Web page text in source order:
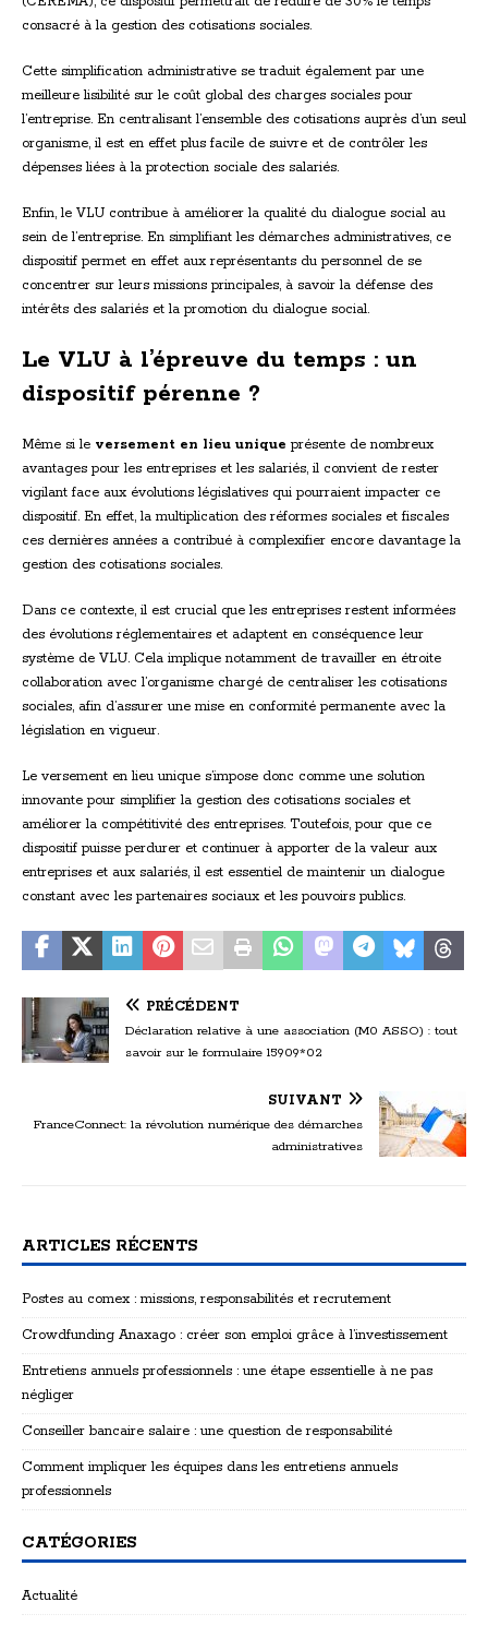
consacré à la gestion des cotisations sociales.
Cette simplification administrative se traduit également par une
meilleure lisibilité sur le coût global des charges sociales pour
l’entreprise. En centralisant l’ensemble des cotisations auprès d’un seul
organisme, il est en effet plus facile de suivre et de contrôler les
dépenses liées à la protection sociale des salariés.
Enfin, le VLU contribue à améliorer la qualité du dialogue social au
sein de l’entreprise. En simplifiant les démarches administratives, ce
dispositif permet en effet aux représentants du personnel de se
concentrer sur leurs missions principales, à savoir la défense des
intérêts des salariés et la promotion du dialogue social.
Le VLU à l’épreuve du temps : un
dispositif pérenne ?
Même si le versement en lieu unique présente de nombreux
avantages pour les entreprises et les salariés, il convient de rester
vigilant face aux évolutions législatives qui pourraient impacter ce
dispositif. En effet, la multiplication des réformes sociales et fiscales
ces dernières années a contribué à complexifier encore davantage la
gestion des cotisations sociales.
Dans ce contexte, il est crucial que les entreprises restent informées
des évolutions réglementaires et adaptent en conséquence leur
système de VLU. Cela implique notamment de travailler en étroite
collaboration avec l’organisme chargé de centraliser les cotisations
sociales, afin d’assurer une mise en conformité permanente avec la
législation en vigueur.
Le versement en lieu unique s’impose donc comme une solution
innovante pour simplifier la gestion des cotisations sociales et
améliorer la compétitivité des entreprises. Toutefois, pour que ce
dispositif puisse perdurer et continuer à apporter de la valeur aux
entreprises et aux salariés, il est essentiel de maintenir un dialogue
constant avec les partenaires sociaux et les pouvoirs publics.
PRÉCÉDENT
Déclaration relative à une association (M0 ASSO) : tout
savoir sur le formulaire 15909*02
SUIVANT
FranceConnect: la révolution numérique des démarches
administratives
ARTICLES RÉCENTS
Postes au comex : missions, responsabilités et recrutement
Crowdfunding Anaxago : créer son emploi grâce à l’investissement
Entretiens annuels professionnels : une étape essentielle à ne pas
négliger
Conseiller bancaire salaire : une question de responsabilité
Comment impliquer les équipes dans les entretiens annuels
professionnels
CATÉGORIES
Actualité